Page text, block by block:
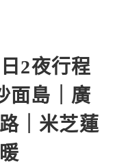
2夜行程
面島｜廣
｜米芝蓮